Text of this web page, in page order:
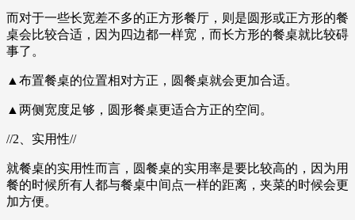
而对于一些长宽差不多的正方形餐厅，则是圆形或正方形的餐
桌会比较合适，因为四边都一样宽，而长方形的餐桌就比较碍
事了。
▲布置餐桌的位置相对方正，圆餐桌就会更加合适。
▲两侧宽度足够，圆形餐桌更适合方正的空间。
//2、实用性//
就餐桌的实用性而言，圆餐桌的实用率是要比较高的，因为用
餐的时候所有人都与餐桌中间点一样的距离，夹菜的时候会更
加方便。